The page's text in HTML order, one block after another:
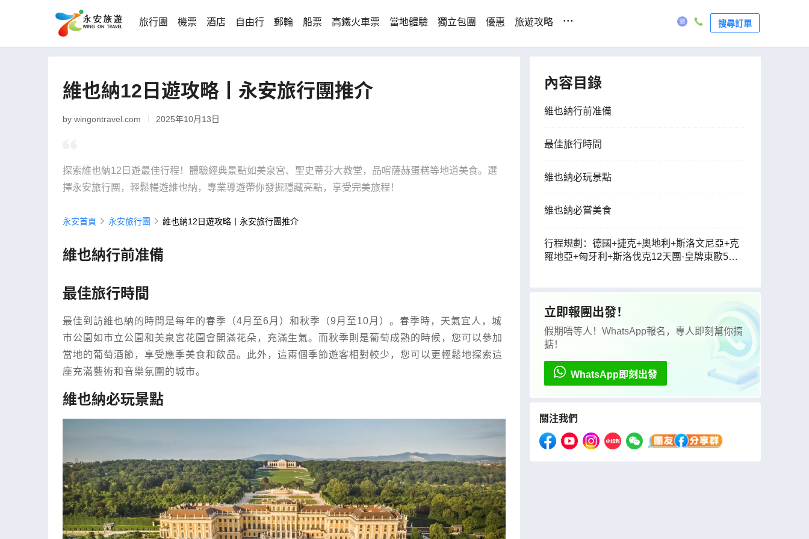
旅行團 機票 酒店 自由行 郵輪 船票 高鐵火車票 當地體驗 獨立包團 優惠 旅遊攻略 ... 搜尋訂單
維也納12日遊攻略丨永安旅行團推介
by wingontravel.com 2025年10月13日
探索維也納12日遊最佳行程！體驗經典景點如美泉宮、聖史蒂芬大教堂，品嚐薩赫蛋糕等地道美食。選
擇永安旅行團，輕鬆暢遊維也納，專業導遊帶你發掘隱藏亮點，享受完美旅程！
永安首頁 永安旅行團 維也納12日遊攻略丨永安旅行團推介
維也納行前准備
最佳旅行時間
最佳到訪維也納的時間是每年的春季（4月至6月）和秋季（9月至10月）。春季時，天氣宜人，城
市公園如市立公園和美泉宮花園會開滿花朵，充滿生氣。而秋季則是葡萄成熟的時候，您可以參加
當地的葡萄酒節，享受應季美食和飲品。此外，這兩個季節遊客相對較少，您可以更輕鬆地探索這
座充滿藝術和音樂氛圍的城市。
維也納必玩景點
內容目錄
維也納行前准備
最佳旅行時間
維也納必玩景點
維也納必嘗美食
行程規劃：德國+捷克+奧地利+斯洛文尼亞+克
羅地亞+匈牙利+斯洛伐克12天團·皇牌東歐5國
夫古城/維也納美泉宮、安排多瑙河船河遊
立即報團出發！
假期唔等人！WhatsApp報名，專人即刻幫你搞
掂！
WhatsApp即刻出發
關注我們